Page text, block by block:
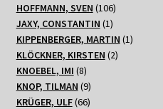
Produkte
HOFFMANN, SVEN 106106
Produkte
JAXY, CONSTANTIN 11
Produkt
KIPPENBERGER, MARTIN 11
KLÖCKNER, KIRSTEN 22
KNOEBEL, IMI 88
Produkte
KNOP, TILMAN 99
Produkte
KRÜGER, ULF 6666